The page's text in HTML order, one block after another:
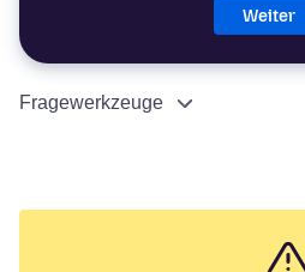
Weiter
Fragewerkzeuge